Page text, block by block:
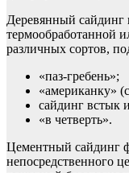
Деревянный сайдинг
термообработанной
различных сортов,
«паз-гребень»;
«американку»
сайдинг встык
«в четверть».
Цементный сайдинг
непосредственного